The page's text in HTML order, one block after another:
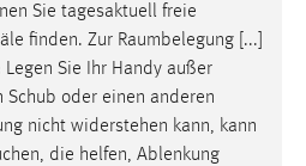
Sie tagesaktuell freie
finden. Zur Raumbelegung [...]
Sie Ihr Handy außer
oder einen anderen
nicht widerstehen kann, kann
die helfen, Ablenkung